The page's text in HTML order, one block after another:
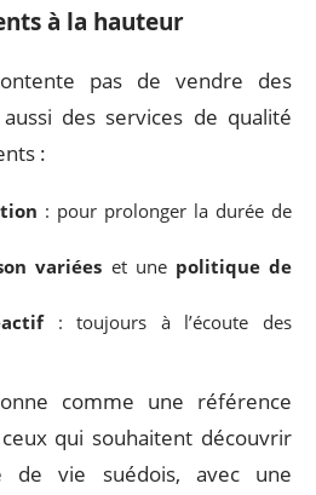
à la hauteur
pas de vendre des
des services de qualité
:
: pour prolonger la durée de
variées et une politique de
: toujours à l’écoute des
comme une référence
qui souhaitent découvrir
vie suédois, avec une